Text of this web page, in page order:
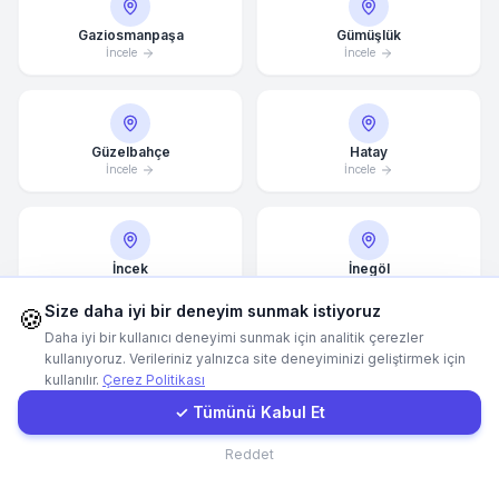
Gaziosmanpaşa
İncele
Gümüşlük
İncele
Güzelbahçe
İncele
Hatay
İncele
İncek İnegöl
İstanbul
İletişim Formu
Müşteri Girişi
🍪Size daha iyi bir deneyim sunmak istiyoruz
Daha iyi bir kullanıcı deneyimi sunmak için analitik çerezler
kullanıyoruz. Verileriniz yalnızca site deneyiminizi geliştirmek için
kullanılır. Çerez Politikası
✓ Tümünü Kabul Et
Reddet